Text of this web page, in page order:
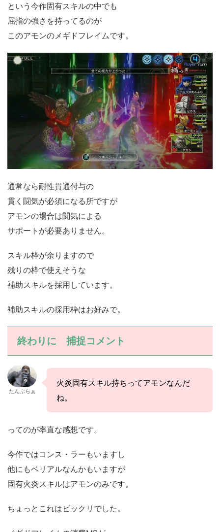
という今作固有スキルの中でも
屈指の強さを持ってるのが
このアモンのメギドフレイムです。
通常なら耐性貫通付与の
貫く闘気が必須になる所ですが
アモンの場合は闘気による
サポートが必要ありません。
スキル枠が余りますので
残りの枠で使えそうな
補助スキルを採用しています。
補助スキルの採用枠はお好みで。
終わりに 捕捉コメント
たんぶらぁ
火炎固有スキル持ちってアモンなんだ
ね。
ってのが率直な感想です。
今作ではコンス・ラーもいますし
他にもベリアルなんかもいますが
固有火炎スキルはアモンのみです。
ちょっとこれはビックリでした。